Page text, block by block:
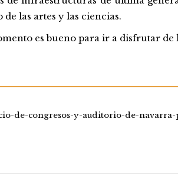
de las artes y las ciencias.
es bueno para ir a disfrutar
de-congresos-y-auditorio-de-